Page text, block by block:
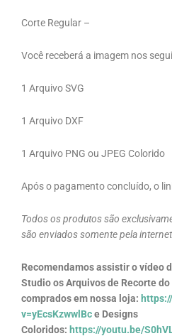
Corte Regular –
Você receberá a imagem nos
1 Arquivo SVG
1 Arquivo DXF
1 Arquivo PNG ou JPEG Colorido
Após o pagamento concluído, o
Todos os produtos são
são enviados somente pela
Recomendamos assistir o vídeo
Studio os Arquivos de Recorte
comprados em nossa loja:
v=yEcsKzwwlBce Designs
Coloridos: https://youtu.be/